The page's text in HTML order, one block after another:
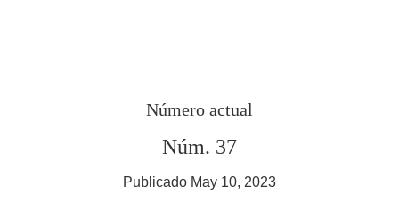
Número actual
Núm. 37
Publicado May 10, 2023